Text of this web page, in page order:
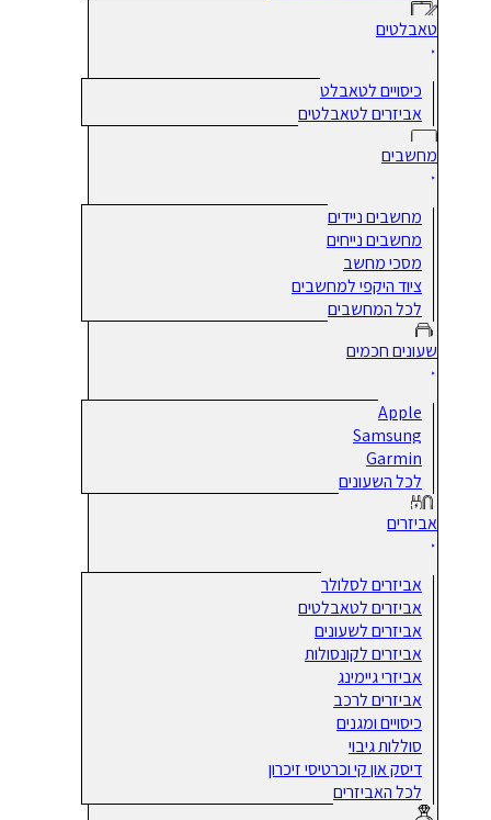
טאבלטים
כיסויים לטאבלט
אביזרים לטאבלטים
מחשבים
מחשבים ניידים
מחשבים נייחים
מסכי מחשב
ציוד היקפי למחשבים
לכל המחשבים
שעונים חכמים
Apple
Samsung
Garmin
לכל השעונים
אביזרים
אביזרים לסלולר
אביזרים לטאבלטים
אביזרים לשעונים
אביזרים לקונסולות
אביזרי גיימינג
אביזרים לרכב
כיסויים ומגנים
סוללות גיבוי
דיסק און קי וכרטיסי זיכרון
לכל האביזרים